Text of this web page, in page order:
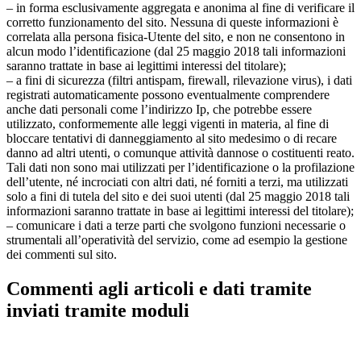
– in forma esclusivamente aggregata e anonima al fine di verificare il
corretto funzionamento del sito. Nessuna di queste informazioni è
correlata alla persona fisica-Utente del sito, e non ne consentono in
alcun modo l’identificazione (dal 25 maggio 2018 tali informazioni
saranno trattate in base ai legittimi interessi del titolare);
– a fini di sicurezza (filtri antispam, firewall, rilevazione virus), i dati
registrati automaticamente possono eventualmente comprendere
anche dati personali come l’indirizzo Ip, che potrebbe essere
utilizzato, conformemente alle leggi vigenti in materia, al fine di
bloccare tentativi di danneggiamento al sito medesimo o di recare
danno ad altri utenti, o comunque attività dannose o costituenti reato.
Tali dati non sono mai utilizzati per l’identificazione o la profilazione
dell’utente, né incrociati con altri dati, né forniti a terzi, ma utilizzati
solo a fini di tutela del sito e dei suoi utenti (dal 25 maggio 2018 tali
informazioni saranno trattate in base ai legittimi interessi del titolare);
– comunicare i dati a terze parti che svolgono funzioni necessarie o
strumentali all’operatività del servizio, come ad esempio la gestione
dei commenti sul sito.
Commenti agli articoli e dati tramite
inviati tramite moduli